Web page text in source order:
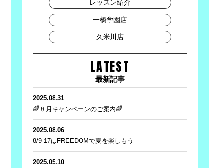
レッスン紹介
一橋学園店
久米川店
LATEST
最新記事
2025.08.31
🌈８月キャンペーンのご案内🌈
2025.08.06
8/9-17はFREEDOMで夏を楽しもう
2025.05.10